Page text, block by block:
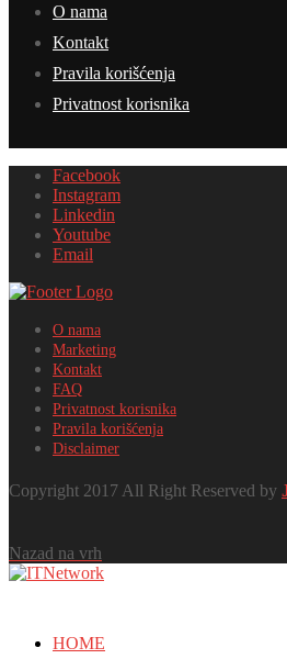
O nama
Kontakt
Pravila korišćenja
Privatnost korisnika
Facebook
Instagram
Linkedin
Youtube
Email
O nama
Marketing
Kontakt
FAQ
Privatnost korisnika
Pravila korišćenja
Disclaimer
Copyright 2017 All Right Reserved by
Nazad na vrh
HOME